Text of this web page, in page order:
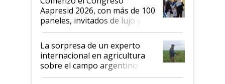
las mismas cosas de hace 50
años"
Aapresid 2026, con más de 100
paneles, invitados de lujo y
todas las tendencias
La sorpresa de un experto
internacional en agricultura
sobre el campo argentino:
"Estoy muy impresionado"